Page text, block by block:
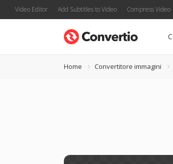
Video Editor Add Subtitles to Video Compress Video
Home Convertitore immagini